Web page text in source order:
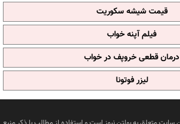
قیمت شیشه سکوریت
فیلم آپنه خواب
درمان قطعی خروپف در خواب
لیزر فوتونا